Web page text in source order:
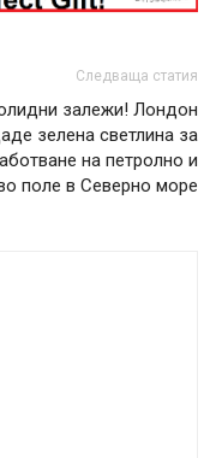
Следваща статия
залежи! Лондон
зелена светлина за
на петролно и
поле в Северно море